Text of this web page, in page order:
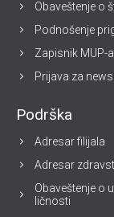
Obaveštenje o
Podnošenje
Zapisnik MUP-a
Prijava za
Podrška
Adresar filijala
Adresar
Obaveštenje o
ličnosti